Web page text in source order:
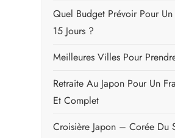
Comment Obtenir La
Complet Et Étapes Détaillées
Rechercher :
NOS DERNIÈRES